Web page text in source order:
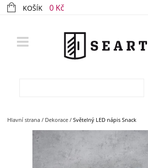
KOŠÍK 0 Kč
Hlavní strana / Dekorace / Světelný LED nápis Snack